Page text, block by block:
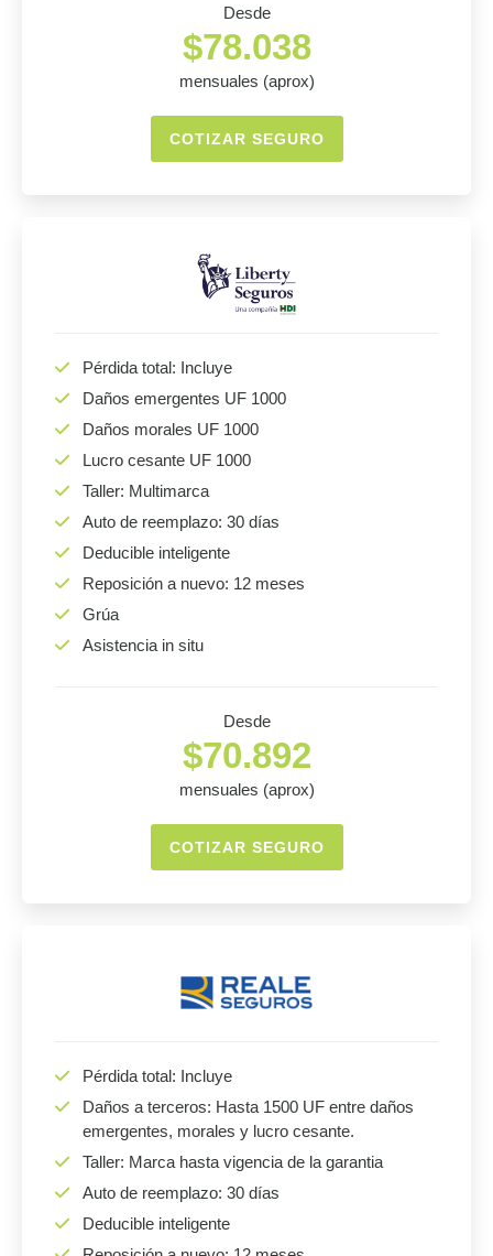
Desde
$78.038
mensuales (aprox)
COTIZAR SEGURO
Pérdida total: Incluye
Daños emergentes UF 1000
Daños morales UF 1000
Lucro cesante UF 1000
Taller: Multimarca
Auto de reemplazo: 30 días
Deducible inteligente
Reposición a nuevo: 12 meses
Grúa
Asistencia in situ
Desde
$70.892
mensuales (aprox)
COTIZAR SEGURO
Pérdida total: Incluye
Daños a terceros: Hasta 1500 UF entre daños
emergentes, morales y lucro cesante.
Taller: Marca hasta vigencia de la garantia
Auto de reemplazo: 30 días
Deducible inteligente